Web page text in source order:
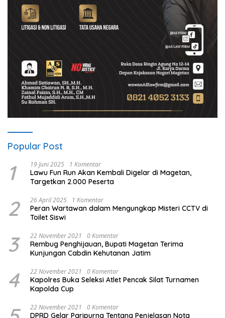
Popular Post
1 19 Juni 2025 1 Komentar
Lawu Fun Run Akan Kembali Digelar di Magetan,
Targetkan 2.000 Peserta
2 26 April 2025 1 Komentar
Peran Wartawan dalam Mengungkap Misteri CCTV di
Toilet Siswi
3 22 November 2021 0 Komentar
Rembug Penghijauan, Bupati Magetan Terima
Kunjungan Cabdin Kehutanan Jatim
4 22 November 2021 0 Komentar
Kapolres Buka Seleksi Atlet Pencak Silat Turnamen
Kapolda Cup
22 November 2021 0 Komentar
DPRD Gelar Paripurna Tentang Penjelasan Nota